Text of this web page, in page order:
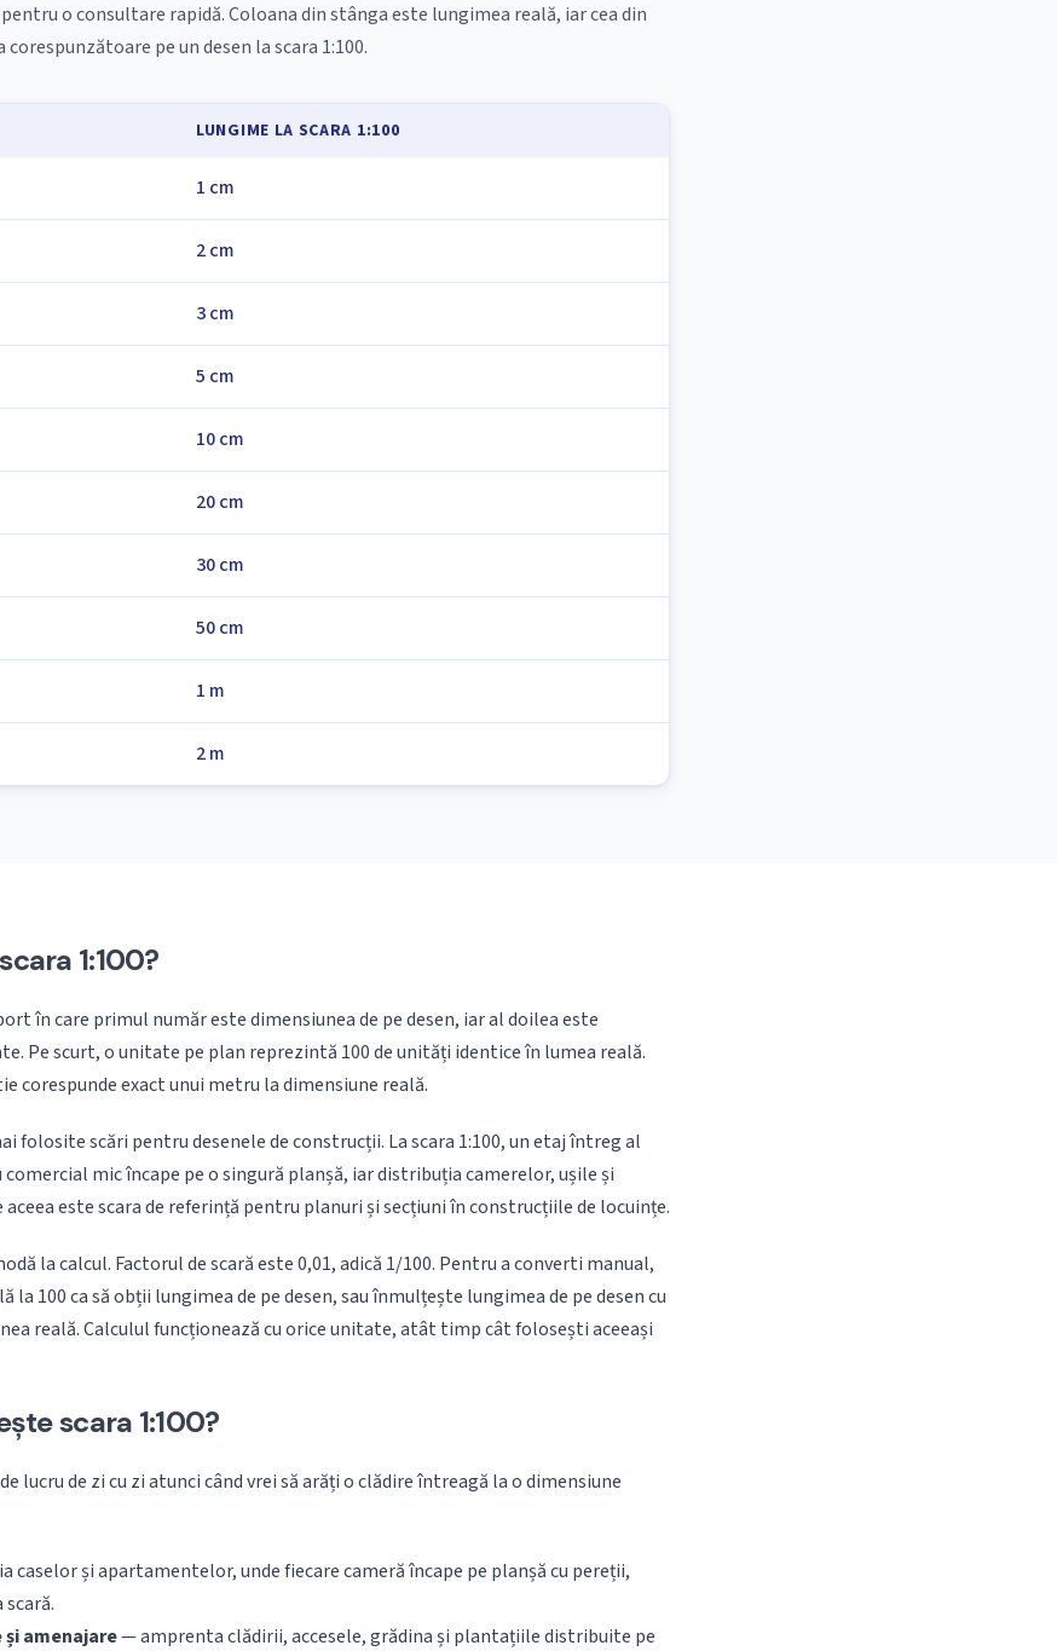
o consultare rapidă. Coloana din stânga este lungimea reală, iar cea din
pe un desen la scara 1:100.
LUNGIME LA SCARA 1:100
1 cm
2 cm
3 cm
5 cm
10 cm
20 cm
30 cm
50 cm
1 m
2 m
1:100?
în care primul număr este dimensiunea de pe desen, iar al doilea este
Pe scurt, o unitate pe plan reprezintă 100 de unități identice în lumea reală.
corespunde exact unui metru la dimensiune reală.
folosite scări pentru desenele de construcții. La scara 1:100, un etaj întreg al
comercial mic încape pe o singură planșă, iar distribuția camerelor, ușile și
aceea este scara de referință pentru planuri și secțiuni în construcțiile de locuințe.
la calcul. Factorul de scară este 0,01, adică 1/100. Pentru a converti manual,
100 ca să obții lungimea de pe desen, sau înmulțește lungimea de pe desen cu
reală. Calculul funcționează cu orice unitate, atât timp cât folosești aceeași
scara 1:100?
lucru de zi cu zi atunci când vrei să arăți o clădire întreagă la o dimensiune
caselor și apartamentelor, unde fiecare cameră încape pe planșă cu pereții,
amenajare— amprenta clădirii, accesele, grădina și plantațiile distribuite pe